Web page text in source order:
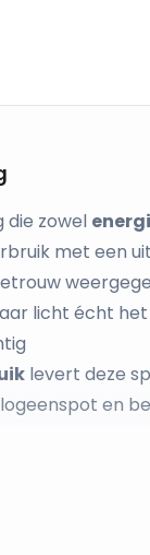
die zowel
met een
licht écht
levert deze
en
van